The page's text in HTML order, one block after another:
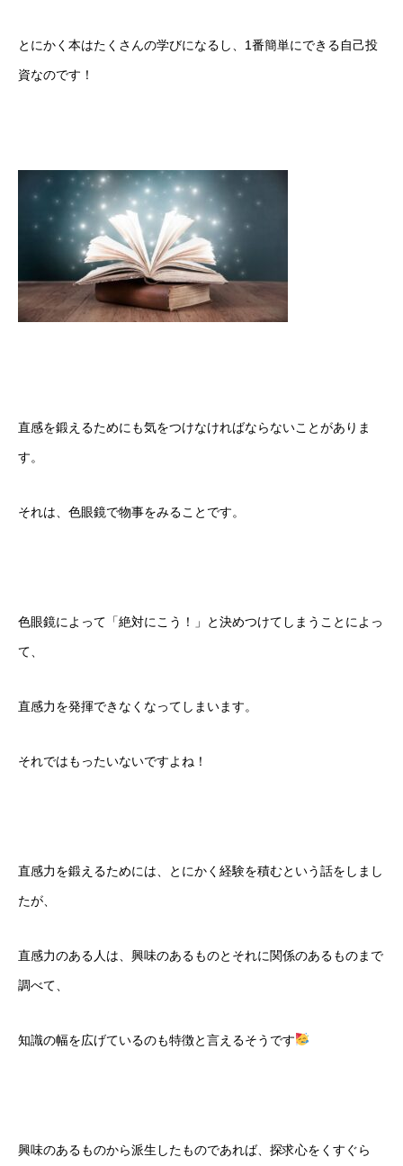
とにかく本はたくさんの学びになるし、1番簡単にできる自己投
資なのです！
直感を鍛えるためにも気をつけなければならないことがありま
す。
それは、色眼鏡で物事をみることです。
色眼鏡によって「絶対にこう！」と決めつけてしまうことによっ
て、
直感力を発揮できなくなってしまいます。
それではもったいないですよね！
直感力を鍛えるためには、とにかく経験を積むという話をしまし
たが、
直感力のある人は、興味のあるものとそれに関係のあるものまで
調べて、
知識の幅を広げているのも特徴と言えるそうです
興味のあるものから派生したものであれば、探求心をくすぐら